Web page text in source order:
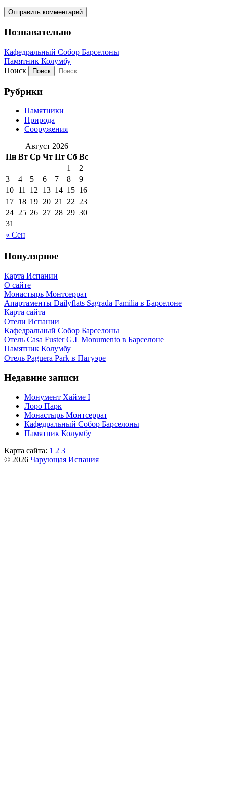
Познавательно
Кафeдрaльный Собор Барселоны
Пaмятник Колумбу
Поиск
Рубрики
Памятники
Природа
Сооружения
Август 2026
Пн Вт Ср Чт Пт Сб Вс
« Сен
1
2
3
4 5 6 7 8
9
10 11 12 13 14 15 16
17 18 19 20 21 22 23
24 25 26 27 28 29 30
31
Популярное
Карта Испании
О сайте
Монастырь Монтсеррат
Апартаменты Dailyflats Sagrada Familia в Барселоне
Карта сайта
Отели Испании
Кафeдрaльный Собор Барселоны
Отель Casa Fuster G.L Monumento в Барселоне
Пaмятник Колумбу
Отель Paguera Park в Пагуэре
Недавние записи
Монумент Хайме I
Лоро Парк
Монастырь Монтсеррат
Кафeдрaльный Собор Барселоны
Пaмятник Колумбу
Карта сайта: 1 2 3
© 2026 Чарующая Испания